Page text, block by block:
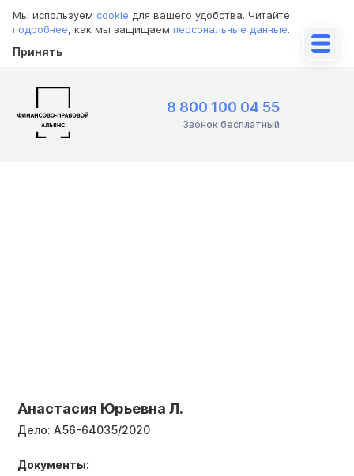
Мы используем cookie для вашего удобства. Читайте
подробнее, как мы защищаем персональные данные.
Принять
8 800 100 04 55
Звонок бесплатный
Анастасия Юрьевна Л.
Дело: А56-64035/2020
Документы: